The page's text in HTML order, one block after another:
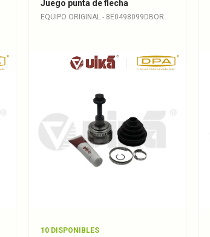
Juego punta de flecha
EQUIPO ORIGINAL - 8E0498099DBOR
10 DISPONIBLES